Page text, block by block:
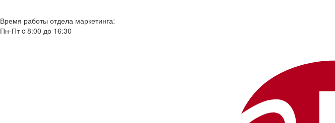
Время работы отдела маркетинга:
Пн-Пт c 8:00 до 16:30